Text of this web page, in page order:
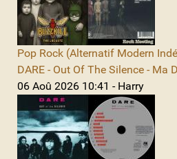
Pop Rock (Alternatif Modern
DARE - Out Of The Silence - Ma
06 Aoû 2026 10:41 - Harry